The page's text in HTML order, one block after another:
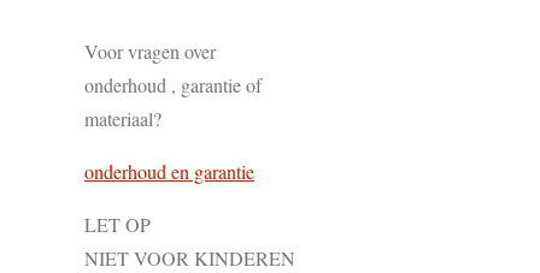
Voor vragen over
onderhoud , garantie of
materiaal?
onderhoud en garantie
LET OP
NIET VOOR KINDEREN